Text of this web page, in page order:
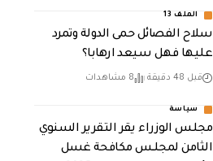
الملف 13
سلاح الفصائل حمى الدولة وتمرد
عليها فهل سيعد ارهابا؟
قبل 48 دقيقة 8 مشاهدات
سياسة
مجلس الوزراء يقر التقرير السنوي
الثامن لمجلـس مكافحة غسل